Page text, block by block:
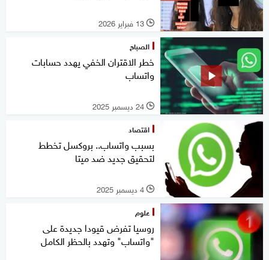
l 13 فبراير 2026
الصباح
خطر الاقتران الخفي يهدد حسابات
واتساب
l 24 ديسمبر 2025
اقتصاد
بسبب واتساب.. بروكسل تخطط
لتحقيق جديد ضد ميتا
l 4 ديسمبر 2025
علوم
روسيا تفرض قيودا جديدة على
"واتساب" وتهدد بالحظر الكامل